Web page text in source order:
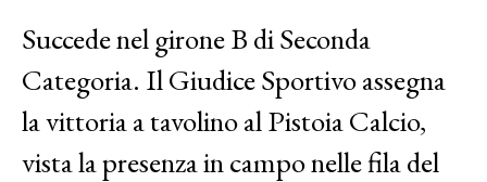
Succede nel girone B di Seconda
Categoria. Il Giudice Sportivo assegna
la vittoria a tavolino al Pistoia Calcio,
vista la presenza in campo nelle fila del